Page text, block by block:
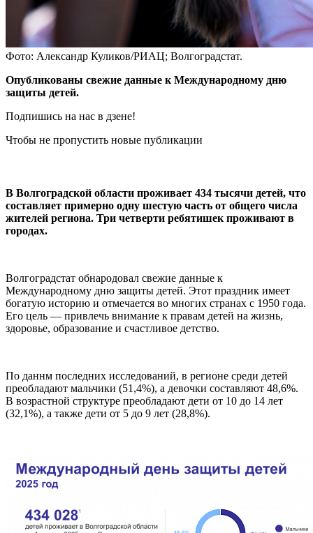
Фото: Александр Куликов/РИАЦ; Волгоградстат.
Опубликованы свежие данные к Международному дню
защиты детей.
Подпишись на нас в дзене!
Чтобы не пропустить новые публикации
В Волгоградской области проживает 434 тысячи детей, что
составляет примерно одну шестую часть от общего числа
жителей региона. Три четверти ребятишек проживают в
городах.
Волгоградстат обнародовал свежие данные к
Международному дню защиты детей. Этот праздник имеет
богатую историю и отмечается во многих странах с 1950 года.
Его цель — привлечь внимание к правам детей на жизнь,
здоровье, образование и счастливое детство.
По даннм последних исследований, в регионе среди детей
преобладают мальчики (51,4%), а девочки составляют 48,6%.
В возрастной структуре преобладают дети от 10 до 14 лет
(32,1%), а также дети от 5 до 9 лет (28,8%).